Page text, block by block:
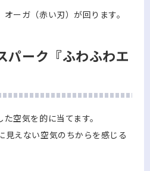
ーガ（赤い刃）が回ります。
パーク『ふわふわエ
空気を的に当てます。
見えない空気のちからを感じる